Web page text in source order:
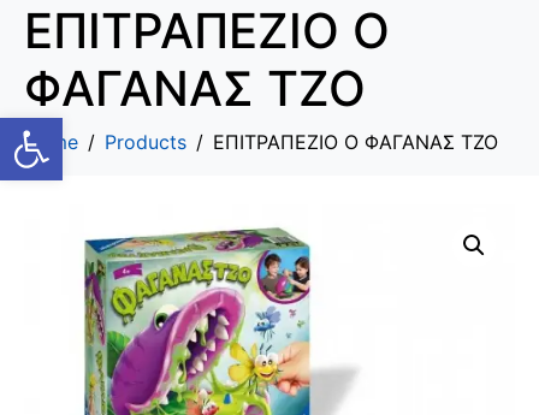
Ανοίξτε τη γραμμή εργαλείων
ΕΠΙΤΡΑΠΕΖΙΟ Ο
ΦΑΓΑΝΑΣ ΤΖΟ
Home Products ΕΠΙΤΡΑΠΕΖΙΟ Ο ΦΑΓΑΝΑΣ ΤΖΟ